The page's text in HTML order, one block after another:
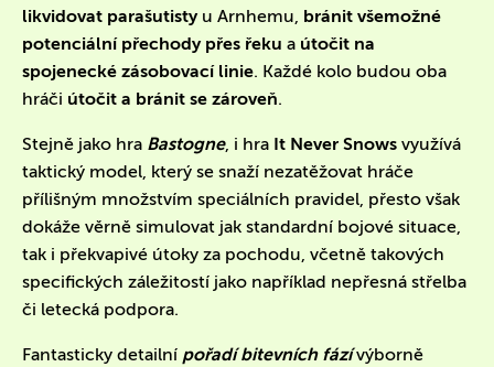
likvidovat parašutistyu Arnhemu, bránit všemožné
potenciální přechody přes řeku a útočit na
spojenecké zásobovací linie. Každé kolo budou oba
hráči útočit a bránit se zároveň.
Stejně jako hra Bastogne, i hra It Never Snows využívá
taktický model, který se snaží nezatěžovat hráče
přílišným množstvím speciálních pravidel, přesto však
dokáže věrně simulovat jak standardní bojové situace,
tak i překvapivé útoky za pochodu, včetně takových
specifických záležitostí jako například nepřesná střelba
či letecká podpora.
Fantasticky detailní pořadí bitevních fázívýborně